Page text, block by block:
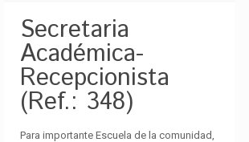
Secretaria
Académica-
Recepcionista
(Ref.: 348)
Para importante Escuela de la comunidad,